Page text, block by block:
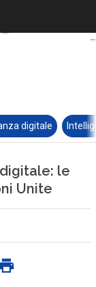
digitale
le
Unite